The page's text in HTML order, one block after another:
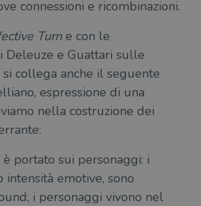
connessioni e ricombinazioni.
Turne con le
Deleuze e Guattari sulle
collega anche il seguente
espressione di una
nella costruzione dei
è portato sui personaggi: i
intensità emotive, sono
i personaggi vivono nel